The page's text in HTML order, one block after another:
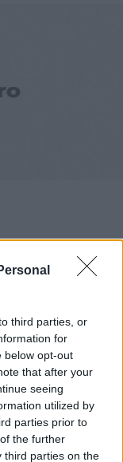
third parties, or
for
below opt-out
that after your
seeing
utilized by
parties prior to
the further
third parties on the